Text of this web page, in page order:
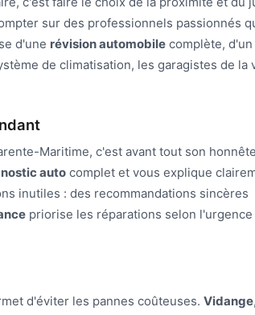
sur des professionnels passionnés
d'une révision automobile complète, d'un
de climatisation, les garagistes de la
Maritime, c'est avant tout son
auto complet et vous explique
inutiles : des recommandations sincères
priorise les réparations selon
d'éviter les pannes coûteuses. Vidange,